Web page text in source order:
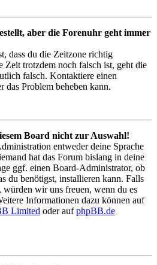
aber die Forenuhr geht immer
dass du die Zeitzone richtig
Zeit trotzdem noch falsch ist, geht die
falsch. Kontaktiere einen
das Problem beheben kann.
Board nicht zur Auswahl!
entweder deine Sprache
hat das Forum bislang in deine
ggf. einen Board-Administrator, ob
du benötigst, installieren kann. Falls
würden wir uns freuen, wenn du es
Informationen dazu können auf
Limited oder aufphpBB.de